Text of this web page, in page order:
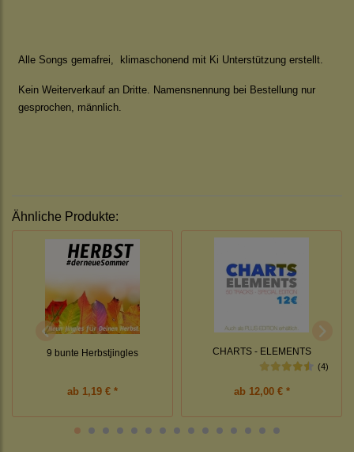
Alle Songs gemafrei, klimaschonend mit Ki Unterstützung erstellt.
Kein Weiterverkauf an Dritte. Namensnennung bei Bestellung nur
gesprochen, männlich.
Ähnliche Produkte:
9 bunte Herbstjingles
ab 1,19 € *
CHARTS - ELEMENTS
(4)
ab12,00 € *